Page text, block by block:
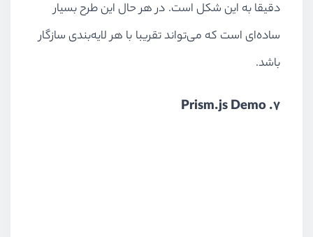
دقیقا به این شکل است. در هر حال این طرح بسیار
ساده‌ای است که می‌تواند تقریبا با هر لایه‌بندی سازگار
باشد.
7. Prism.js Demo